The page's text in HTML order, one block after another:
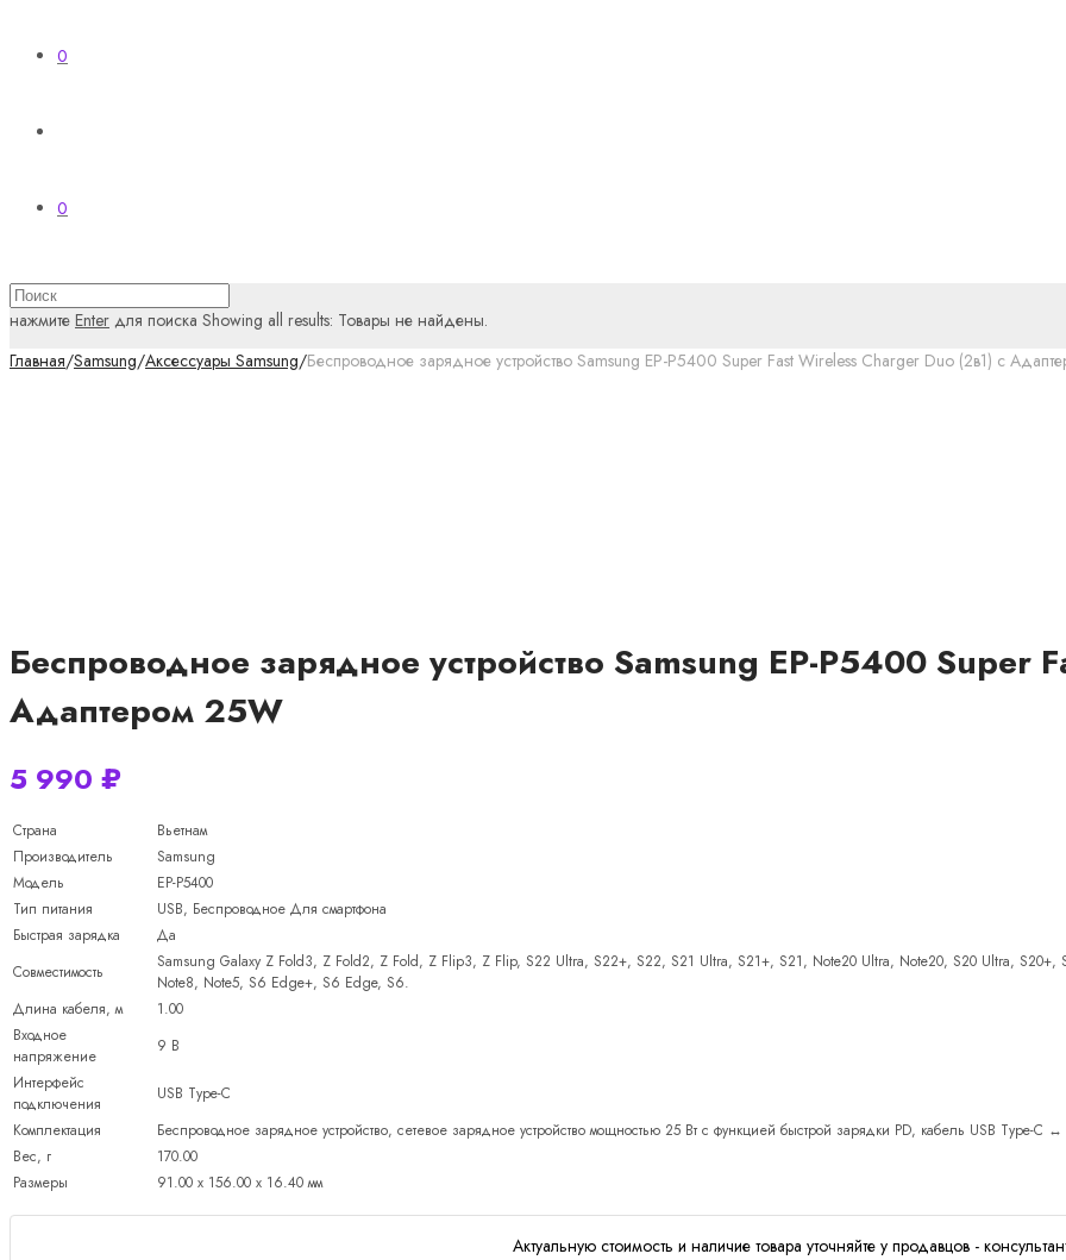
0
0
нажмите Enter для поиска Showing all results: Товары не найдены.
Главная/Samsung/Аксессуары Samsung/Беспроводное зарядное устройство Samsung EP-P5400 Super Fast Wireless Charger Duo (2в1) с
Беспроводное зарядное устройство Samsung EP-P5400 Super
Адаптером 25W
5 990 ₽
Страна
Вьетнам
Производитель
Samsung
Модель
EP-P5400
Тип питания
USB, Беспроводное Для смартфона
Быстрая зарядка
Да
Совместимость
Samsung Galaxy Z Fold3, Z Fold2, Z Fold, Z Flip3, Z Flip, S22 Ultra, S22+, S22, S21 Ultra, S21+, S21, Note20 Ultra, Note20, S20 Ultra,
Note8, Note5, S6 Edge+, S6 Edge, S6.
Длина кабеля, м
1.00
Входное
напряжение
9 В
Интерфейс
подключения
USB Type-C
Комплектация
Беспроводное зарядное устройство, сетевое зарядное устройство мощностью 25 Вт с функцией быстрой зарядки PD, кабель USB Type-C ↔
Вес, г
170.00
Размеры
91.00 х 156.00 х 16.40 мм
Актуальную стоимость и наличие товара уточняйте у продавцов -